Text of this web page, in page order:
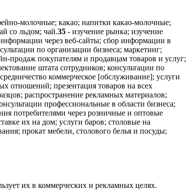
молочные; какао; напитки какао-молочные;
со льдом; чай.35 - изучение рынка; изучение
через веб-сайты; сбор информации в
по организации бизнеса; маркетинг;
продаж покупателям и продавцам товаров и услуг;
штата сотрудников; консультации по
коммерческое [обслуживание]; услуги
отношений; презентация товаров на всех
распространение рекламных материалов;
профессиональные в области бизнеса;
потребителями через розничные и оптовые
их на дом; услуги баров; столовые на
прокат мебели, столового белья и посуды;
их в коммерческих и рекламных целях.